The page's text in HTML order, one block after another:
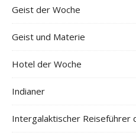
Geist der Woche
Geist und Materie
Hotel der Woche
Indianer
Intergalaktischer Reiseführer